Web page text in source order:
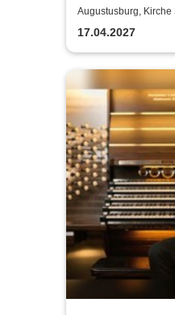
- Italienischer
Augustusburg, Kirche
17.04.2027